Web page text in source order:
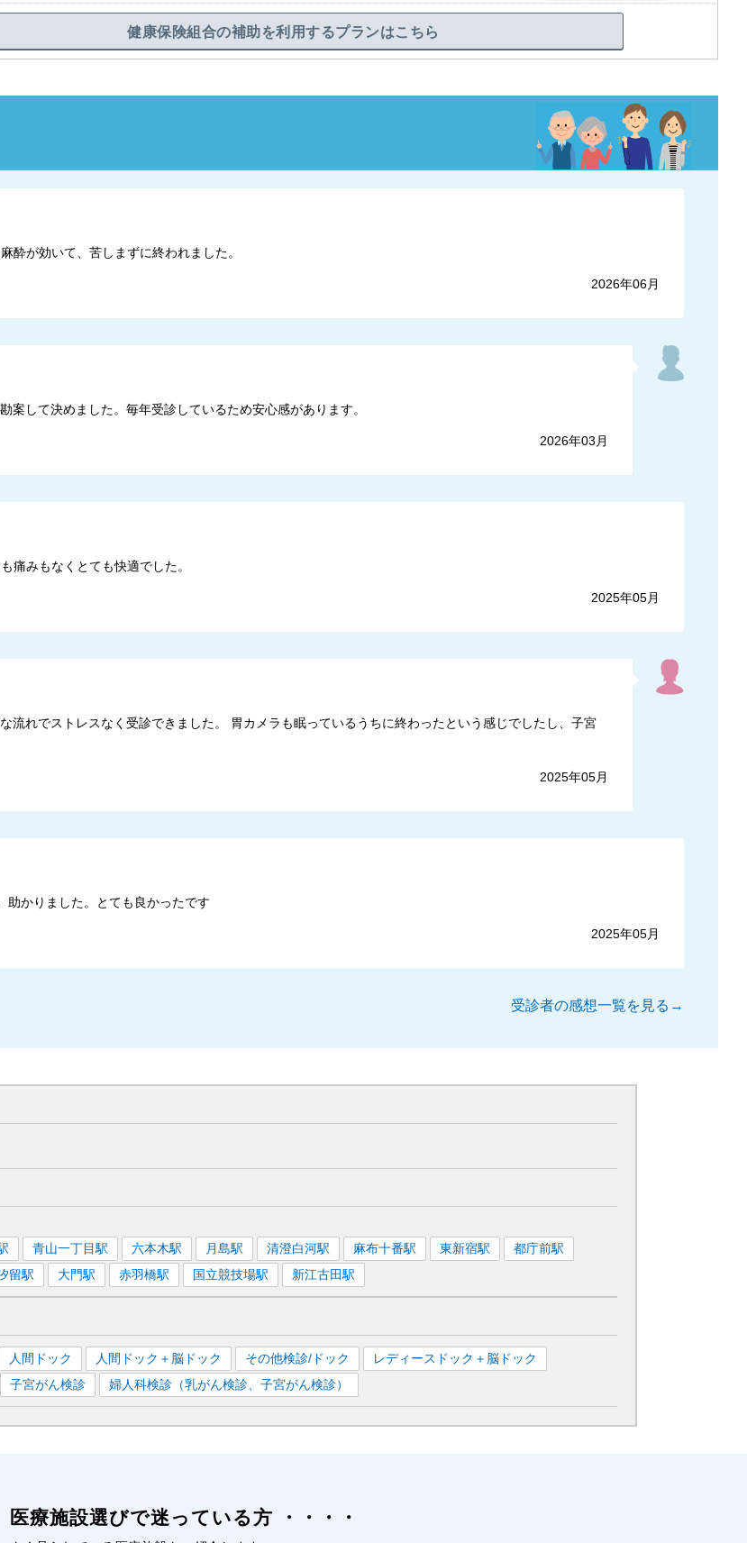
健康保険組合の補助を利用するプランはこちら
酔が効いて、苦しまずに終われました。
2026年06月
して決めました。毎年受診しているため安心感があります。
2026年03月
痛みもなくとても快適でした。
2025年05月
流れでストレスなく受診できました。 胃カメラも眠っているうちに終わったという感じでしたし、子宮
2025年05月
かりました。とても良かったです
2025年05月
受診者の感想一覧を見る→
青山一丁目駅 六本木駅 月島駅 清澄白河駅 麻布十番駅 東新宿駅 都庁前駅
留駅 大門駅 赤羽橋駅 国立競技場駅 新江古田駅
人間ドック 人間ドック＋脳ドック その他検診/ドック
レディースドック＋脳ドック
子宮がん検診 婦人科検診（乳がん検診、子宮がん検診）
医療施設選びで迷っている方